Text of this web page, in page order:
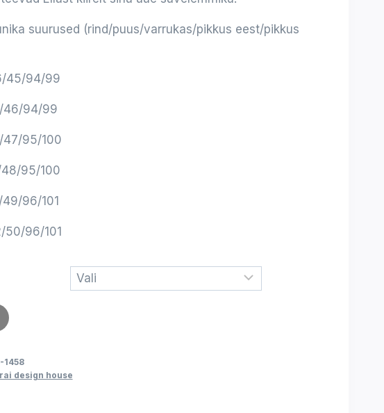
suurused (rind/puus/varrukas/pikkus eest/pikkus
45/94/99
94/99
95/100
95/100
96/101
50/96/101
1458
design house